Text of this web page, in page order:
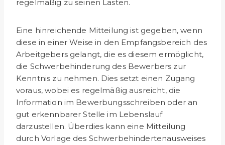
regelmäßig zu seinen Lasten.
Eine hinreichende Mitteilung ist gegeben, wenn
diese in einer Weise in den Empfangsbereich des
Arbeitgebers gelangt, die es diesem ermöglicht,
die Schwerbehinderung des Bewerbers zur
Kenntnis zu nehmen. Dies setzt einen Zugang
voraus, wobei es regelmäßig ausreicht, die
Information im Bewerbungsschreiben oder an
gut erkennbarer Stelle im Lebenslauf
darzustellen. Überdies kann eine Mitteilung
durch Vorlage des Schwerbehindertenausweises